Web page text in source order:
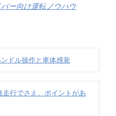
ー向け運転ノウハウ
ドル操作と車体感覚
行でさえ、ポイントがあ